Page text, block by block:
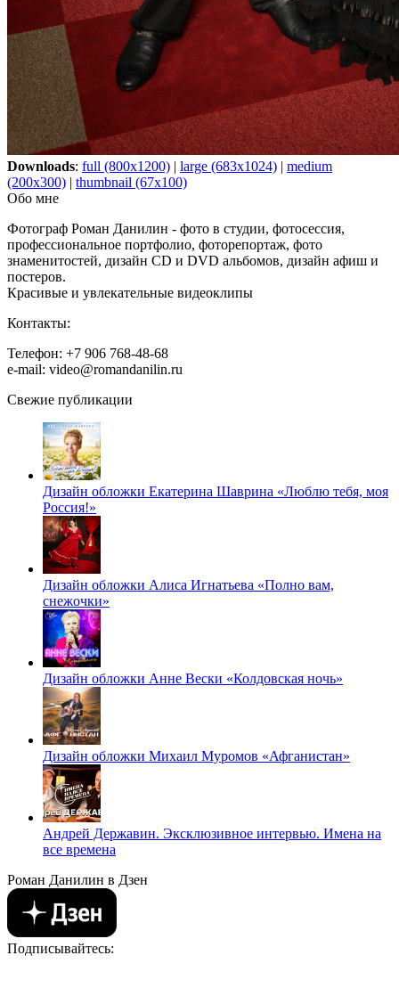
Downloads: full (800x1200) | large (683x1024) | medium
(200x300) | thumbnail (67x100)
Обо мне
Фотограф Роман Данилин - фото в студии, фотосессия,
профессиональное портфолио, фоторепортаж, фото
знаменитостей, дизайн CD и DVD альбомов, дизайн афиш и
постеров.
Красивые и увлекательные видеоклипы
Контакты:
Телефон: +7 906 768-48-68
e-mail: video@romandanilin.ru
Свежие публикации
Дизайн обложки Екатерина Шаврина «Люблю тебя, моя
Россия!»
Дизайн обложки Алиса Игнатьева «Полно вам,
снежочки»
Дизайн обложки Анне Вески «Колдовская ночь»
Дизайн обложки Михаил Муромов «Афганистан»
Андрей Державин. Эксклюзивное интервью. Имена на
все времена
Роман Данилин в Дзен
Подписывайтесь: